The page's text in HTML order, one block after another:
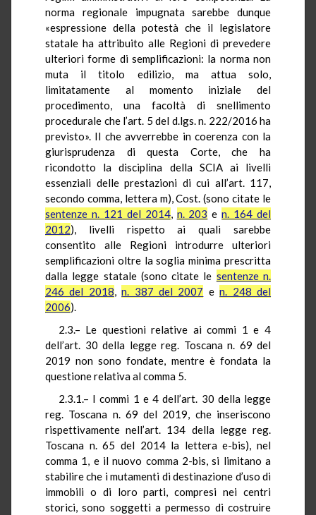
norma regionale impugnata sarebbe dunque
«espressione della potestà che il legislatore
statale ha attribuito alle Regioni di prevedere
ulteriori forme di semplificazioni: la norma non
muta il titolo edilizio, ma attua solo,
limitatamente al momento iniziale del
procedimento, una facoltà di snellimento
procedurale che l’art. 5 del d.lgs. n. 222/2016 ha
previsto». Il che avverrebbe in coerenza con la
giurisprudenza di questa Corte, che ha
ricondotto la disciplina della SCIA ai livelli
essenziali delle prestazioni di cui all’art. 117,
secondo comma, lettera m),Cost. (sono citate le
sentenze n. 121 del 2014, n. 203 en. 164 del
2012), livelli rispetto ai quali sarebbe
consentito alle Regioni introdurre ulteriori
semplificazioni oltre la soglia minima prescritta
dalla legge statale (sono citate le sentenze n.
246 del 2018,n. 387 del 2007 en. 248 del
2006).
2.3.– Le questioni relative ai commi 1 e 4
dell’art. 30 della legge reg. Toscana n. 69 del
2019 non sono fondate, mentre è fondata la
questione relativa al comma 5.
2.3.1.– I commi 1 e 4 dell’art. 30 della legge
reg. Toscana n. 69 del 2019, che inseriscono
rispettivamente nell’art. 134 della legge reg.
Toscana n. 65 del 2014 la lettera e-bis), nel
comma 1, e il nuovo comma 2-bis, si limitano a
stabilire che i mutamenti di destinazione d’uso di
immobili o di loro parti, compresi nei centri
storici, sono soggetti a permesso di costruire